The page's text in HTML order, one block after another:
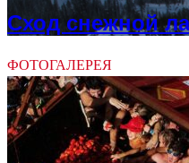
Сход снежной
ФОТОГАЛЕРЕЯ